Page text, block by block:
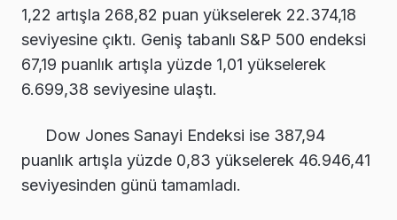
1,22 artışla 268,82 puan yükselerek 22.374,18
seviyesine çıktı. Geniş tabanlı S&P 500 endeksi
67,19 puanlık artışla yüzde 1,01 yükselerek
6.699,38 seviyesine ulaştı.
Dow Jones Sanayi Endeksi ise 387,94
puanlık artışla yüzde 0,83 yükselerek 46.946,41
seviyesinden günü tamamladı.